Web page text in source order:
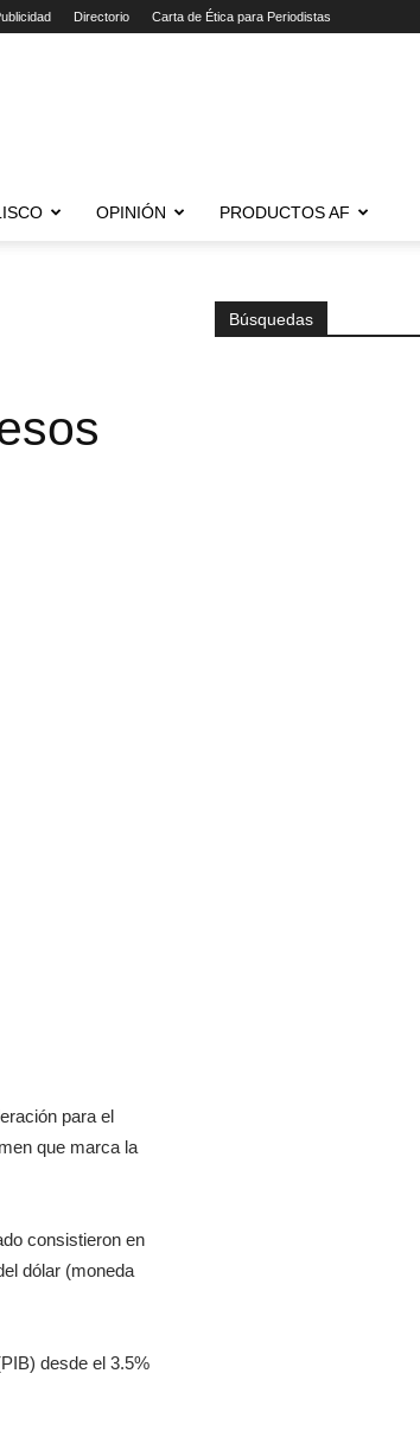
Directorio Carta de Ética para Periodistas
OPINIÓN PRODUCTOS AF
para el
que marca la
consistieron en
dólar (moneda
desde el 3.5%
Búsquedas